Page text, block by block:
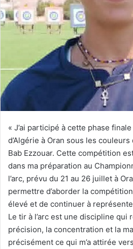
« J’ai participé à cette phase
d’Algérie à Oran sous les
Bab Ezzouar. Cette compétition
dans ma préparation au
l’arc, prévu du 21 au 26 juillet à
permettre d’aborder la
élevé et de continuer à
Le tir à l’arc est une discipline qui
précision, la concentration et la
précisément ce qui m’a attirée